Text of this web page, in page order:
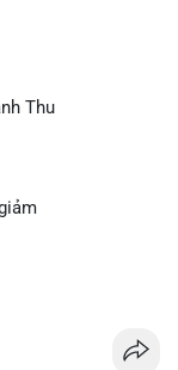
được gửi lên
Ngược lại, nếu
từ địa chỉ này.
với nhịp điều
Thu